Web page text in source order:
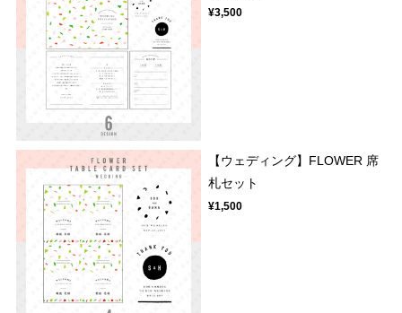
¥3,500
【ウェディング】FLOWER 席
札セット
¥1,500